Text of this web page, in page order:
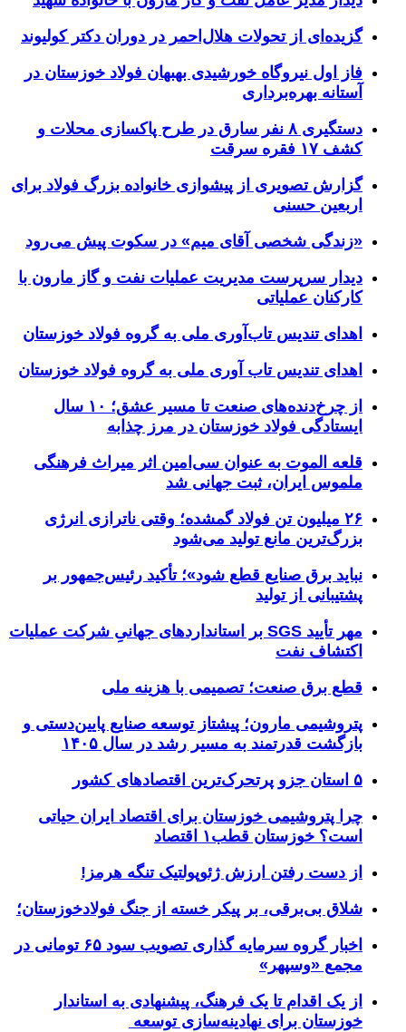
گزیده‌ای از تحولات هلال‌احمر در دوران دکتر کولیوند
فاز اول نیروگاه خورشیدی بهبهان فولاد خوزستان در
آستانه بهره‌برداری
دستگیری ۸ نفر سارق در طرح پاکسازی محلات و
کشف ۱۷ فقره سرقت
گزارش تصویری از پیشوازی خانواده بزرگ فولاد برای
اربعین حسنی
«زندگی شخصی آقای میم» در سکوت پیش می‌رود
دیدار سرپرست مدیریت عملیات نفت و گاز مارون با
کارکنان عملیاتی
اهدای تندیس تاب‌آوری ملی به گروه فولاد خوزستان
اهدای تندیس تاب آوری ملی به گروه فولاد خوزستان
از چرخ‌دنده‌های صنعت تا مسیر عشق؛ ۱۰ سال
ایستادگی فولاد خوزستان در مرز چذابه
قلعه الموت به عنوان سی‌امین اثر میراث‌ فرهنگی
ملموس ایران، ثبت جهانی شد
۲۶ میلیون تن فولاد گمشده؛ وقتی ناترازی انرژی
بزرگ‌ترین مانع تولید می‌شود
نباید برق صنایع قطع شود»؛ تأکید رئیس‌جمهور بر
پشتیبانی از تولید
مهر تأیید SGS بر استانداردهای جهانیِ شرکت عملیات
اکتشاف نفت
قطع برق صنعت؛ تصمیمی با هزینه ملی
پتروشیمی مارون؛ پیشتاز توسعه صنایع پایین‌دستی و
بازگشت قدرتمند به مسیر رشد در سال ۱۴۰۵
۵ استان جزو پرتحرک‌ترین اقتصاد‌های کشور
چرا پتروشیمی خوزستان برای اقتصاد ایران حیاتی
است؟ خوزستان قطب۱ اقتصاد
از دست رفتن ارزش ژئوپولتیک تنگه هرمز!
شلاق‌ بی‌برقی، بر پیکر خسته‌ از جنگ فولادخوزستان؛
اخبار گروه سرمایه گذاری تصویب سود ۶۵ تومانی در
مجمع «وسپهر»
از یک اقدام تا یک فرهنگ، پیشنهادی به استاندار
خوزستان برای نهادینه‌سازی توسعه